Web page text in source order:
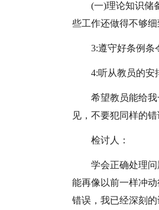
(一)理论知识储
些工作还做得不够细
3:遵守好条例条
4:听从教员的安
希望教员能给
见，不要犯同样的错
检讨人：
学会正确处理
能再像以前一样冲
错误，我已经深刻